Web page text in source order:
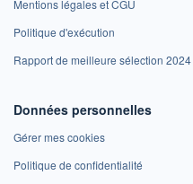
Mentions légales et CGU
Politique d'exécution
Rapport de meilleure sélection 2024
Données personnelles
Gérer mes cookies
Politique de confidentialité